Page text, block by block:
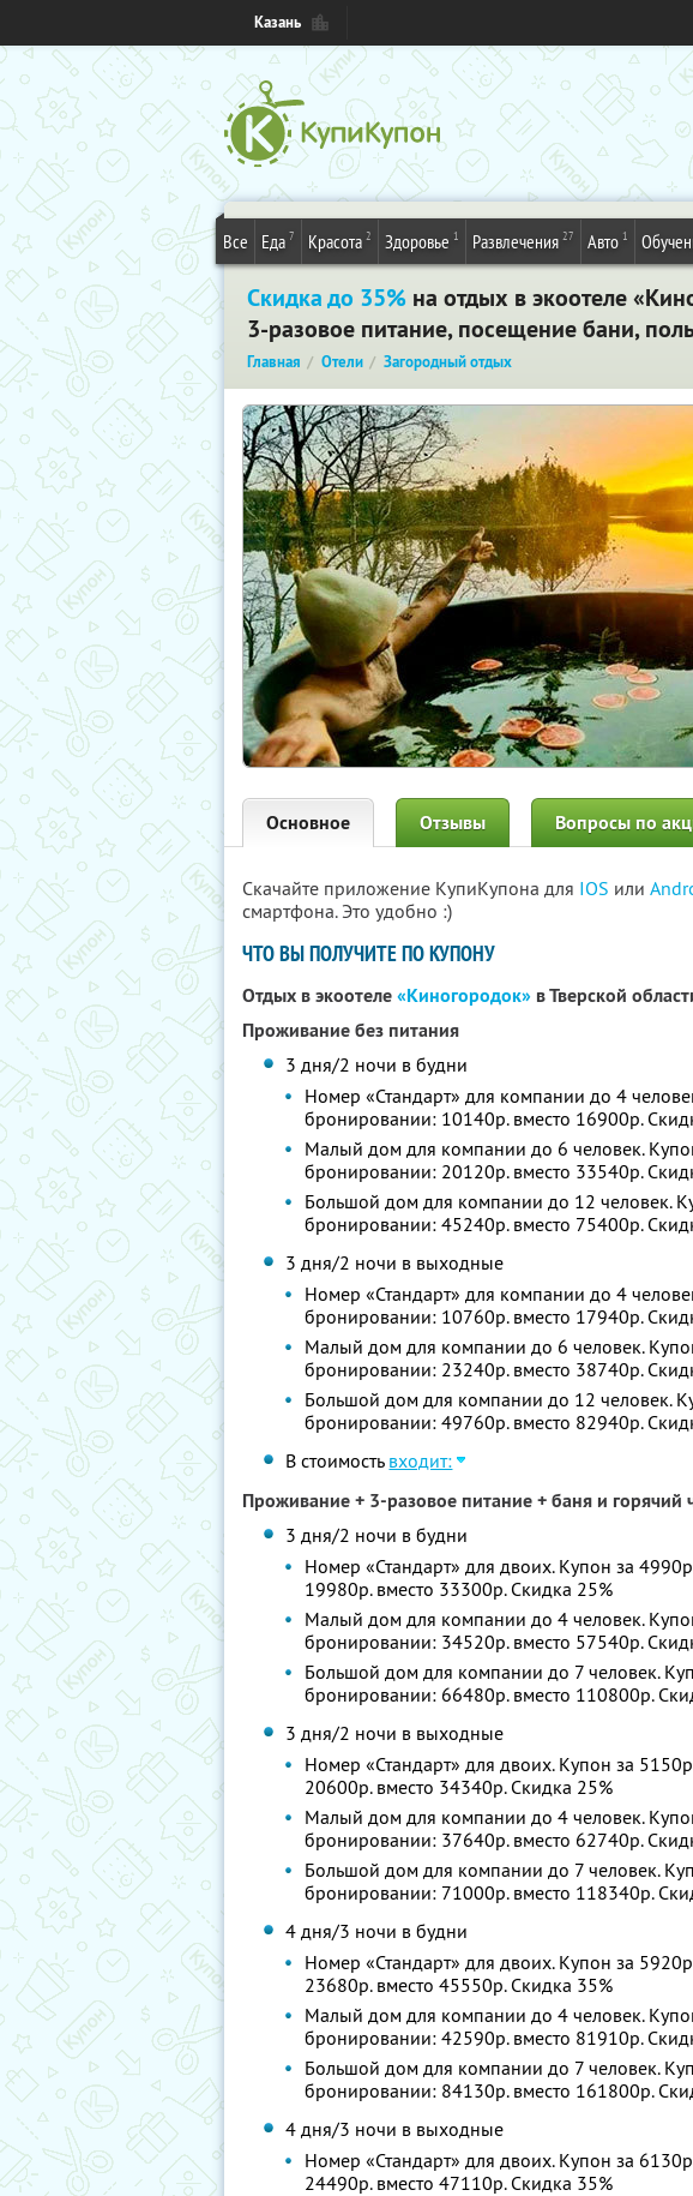
Казань
Все Еда 7 Красота 2 Здоровье 1 Развлечения 27 Авто 1
Скидка до 35% на отдых в экоотеле
3-разовое питание, посещение бани,
Главная Отели Загородный отдых
Основное Отзывы Вопросы по
Скачайте приложение КупиКупона для IOS или
смартфона. Это удобно :)
ЧТО ВЫ ПОЛУЧИТЕ ПО КУПОНУ
Отдых в экоотеле«Киногородок» в Тверской
Проживание без питания
3 дня/2 ночи в будни
Номер «Стандарт» для компании до 4
бронировании: 10140р. вместо 16900р.
Малый дом для компании до 6 человек.
бронировании: 20120р. вместо 33540р.
Большой дом для компании до 12 человек.
бронировании: 45240р. вместо 75400р.
3 дня/2 ночи в выходные
Номер «Стандарт» для компании до 4
бронировании: 10760р. вместо 17940р.
Малый дом для компании до 6 человек.
бронировании: 23240р. вместо 38740р.
Большой дом для компании до 12 человек.
бронировании: 49760р. вместо 82940р.
В стоимость входит:
Проживание + 3-разовое питание + баня и горячий
3 дня/2 ночи в будни
Номер «Стандарт» для двоих. Купон за
19980р. вместо 33300р. Скидка 25%
Малый дом для компании до 4 человек.
бронировании: 34520р. вместо 57540р.
Большой дом для компании до 7 человек.
бронировании: 66480р. вместо 110800р.
3 дня/2 ночи в выходные
Номер «Стандарт» для двоих. Купон за
20600р. вместо 34340р. Скидка 25%
Малый дом для компании до 4 человек.
бронировании: 37640р. вместо 62740р.
Большой дом для компании до 7 человек.
бронировании: 71000р. вместо 118340р.
4 дня/3 ночи в будни
Номер «Стандарт» для двоих. Купон за
23680р. вместо 45550р. Скидка 35%
Малый дом для компании до 4 человек.
бронировании: 42590р. вместо 81910р.
Большой дом для компании до 7 человек.
бронировании: 84130р. вместо 161800р.
4 дня/3 ночи в выходные
Номер «Стандарт» для двоих. Купон за
24490р. вместо 47110р. Скидка 35%